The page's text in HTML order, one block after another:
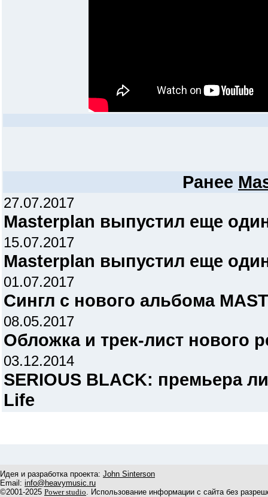
Ранее
27.07.2017
Masterplan выпустил еще
15.07.2017
Masterplan выпустил еще
01.07.2017
Сингл с нового альбома
08.05.2017
Обложка и трек-лист нового
03.12.2014
SERIOUS BLACK: премьера
Life
Идея и разработка проекта: John Sinterson
Email: info@heavymusic.ru
©2001-2025 Power studio. Использование информации с сайта без